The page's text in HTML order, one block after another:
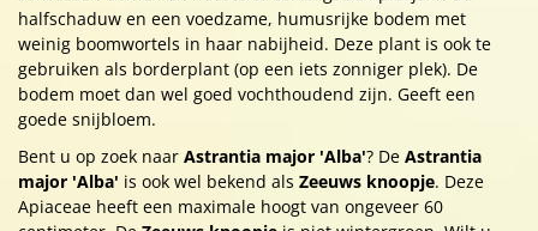
halfschaduw en een voedzame, humusrijke bodem met
weinig boomwortels in haar nabijheid. Deze plant is ook te
gebruiken als borderplant (op een iets zonniger plek). De
bodem moet dan wel goed vochthoudend zijn. Geeft een
goede snijbloem.
Bent u op zoek naar Astrantia major 'Alba'? De Astrantia
major 'Alba' is ook wel bekend als Zeeuws knoopje. Deze
Apiaceae heeft een maximale hoogt van ongeveer 60